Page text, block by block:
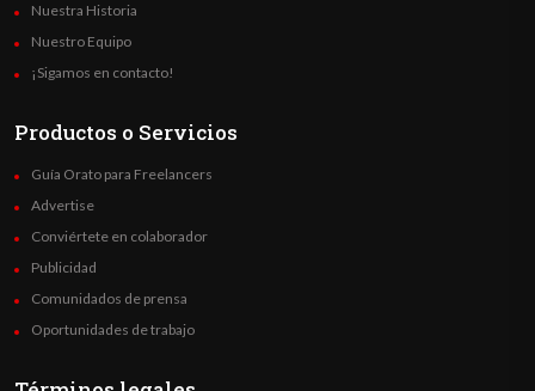
Nuestra Historia
Nuestro Equipo
¡Sigamos en contacto!
Productos o Servicios
Guía Orato para Freelancers
Advertise
Conviértete en colaborador
Publicidad
Comunidados de prensa
Oportunidades de trabajo